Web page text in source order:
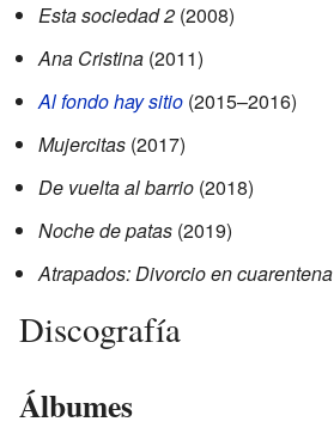
Esta sociedad 2 (2008)
Ana Cristina (2011)
Al fondo hay sitio (2015–2016)
Mujercitas (2017)
De vuelta al barrio (2018)
Noche de patas (2019)
Atrapados: Divorcio en cuarentena
Discografía
Álbumes